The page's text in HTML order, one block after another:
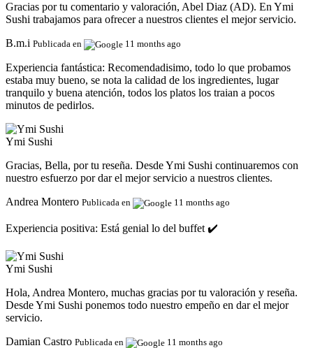
Gracias por tu comentario y valoración, Abel Diaz (AD). En Ymi
Sushi trabajamos para ofrecer a nuestros clientes el mejor servicio.
B.m.i Publicada en 11 months ago
Experiencia fantástica: Recomendadisimo, todo lo que probamos
estaba muy bueno, se nota la calidad de los ingredientes, lugar
tranquilo y buena atención, todos los platos los traian a pocos
minutos de pedirlos.
Ymi Sushi
Gracias, Bella, por tu reseña. Desde Ymi Sushi continuaremos con
nuestro esfuerzo por dar el mejor servicio a nuestros clientes.
Andrea Montero Publicada en 11 months ago
Experiencia positiva: Está genial lo del buffet ✔️
Ymi Sushi
Hola, Andrea Montero, muchas gracias por tu valoración y reseña.
Desde Ymi Sushi ponemos todo nuestro empeño en dar el mejor
servicio.
Damian Castro Publicada en 11 months ago